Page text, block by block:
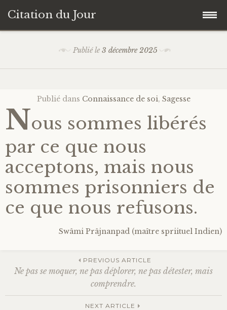
Citation du Jour
contenu
Savoir-être
Connaissance de soi
Sérénité
Moment présent
Conscience
Publié le 3 décembre 2025
Publié dans Connaissance de soi, Sagesse
Nous sommes libérés
par ce que nous
acceptons, mais nous
sommes prisonniers de
ce que nous refusons.
Swâmi Prâjnanpad (maître spriituel Indien)
Navigation
PREVIOUS ARTICLE
Ne pas se moquer, ne pas déplorer, ne pas détester, mais
comprendre.
NEXT ARTICLE